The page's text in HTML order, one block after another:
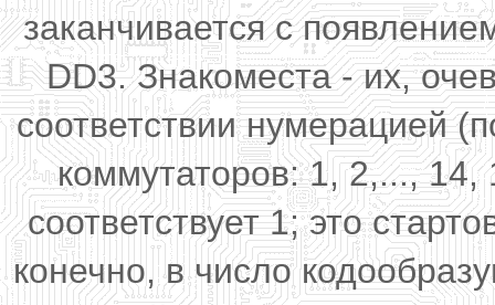
заканчивается с
DD3. Знакоместа - их,
соответствии нумерацией
коммутаторов: 1, 2,..., 14,
соответствует 1; это
конечно, в число